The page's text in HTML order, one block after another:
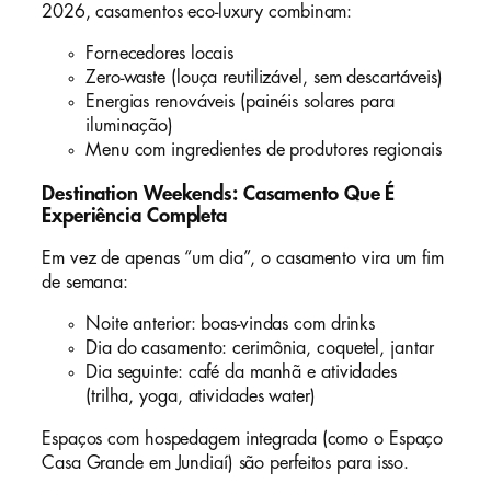
2026, casamentos eco-luxury combinam:
Fornecedores locais
Zero-waste (louça reutilizável, sem descartáveis)
Energias renováveis (painéis solares para
iluminação)
Menu com ingredientes de produtores regionais
Destination Weekends: Casamento Que É
Experiência Completa
Em vez de apenas “um dia”, o casamento vira um fim
de semana:
Noite anterior: boas-vindas com drinks
Dia do casamento: cerimônia, coquetel, jantar
Dia seguinte: café da manhã e atividades
(trilha, yoga, atividades water)
Espaços com hospedagem integrada (como o Espaço
Casa Grande em Jundiaí) são perfeitos para isso.